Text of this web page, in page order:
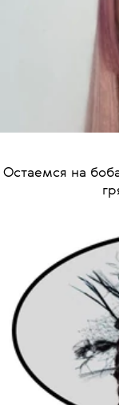
Остаемся на